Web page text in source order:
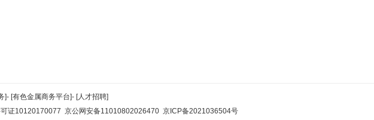
]- [有色金属商务平台]- [人才招聘]
证10120170077 京公网安备11010802026470 京ICP备2021036504号